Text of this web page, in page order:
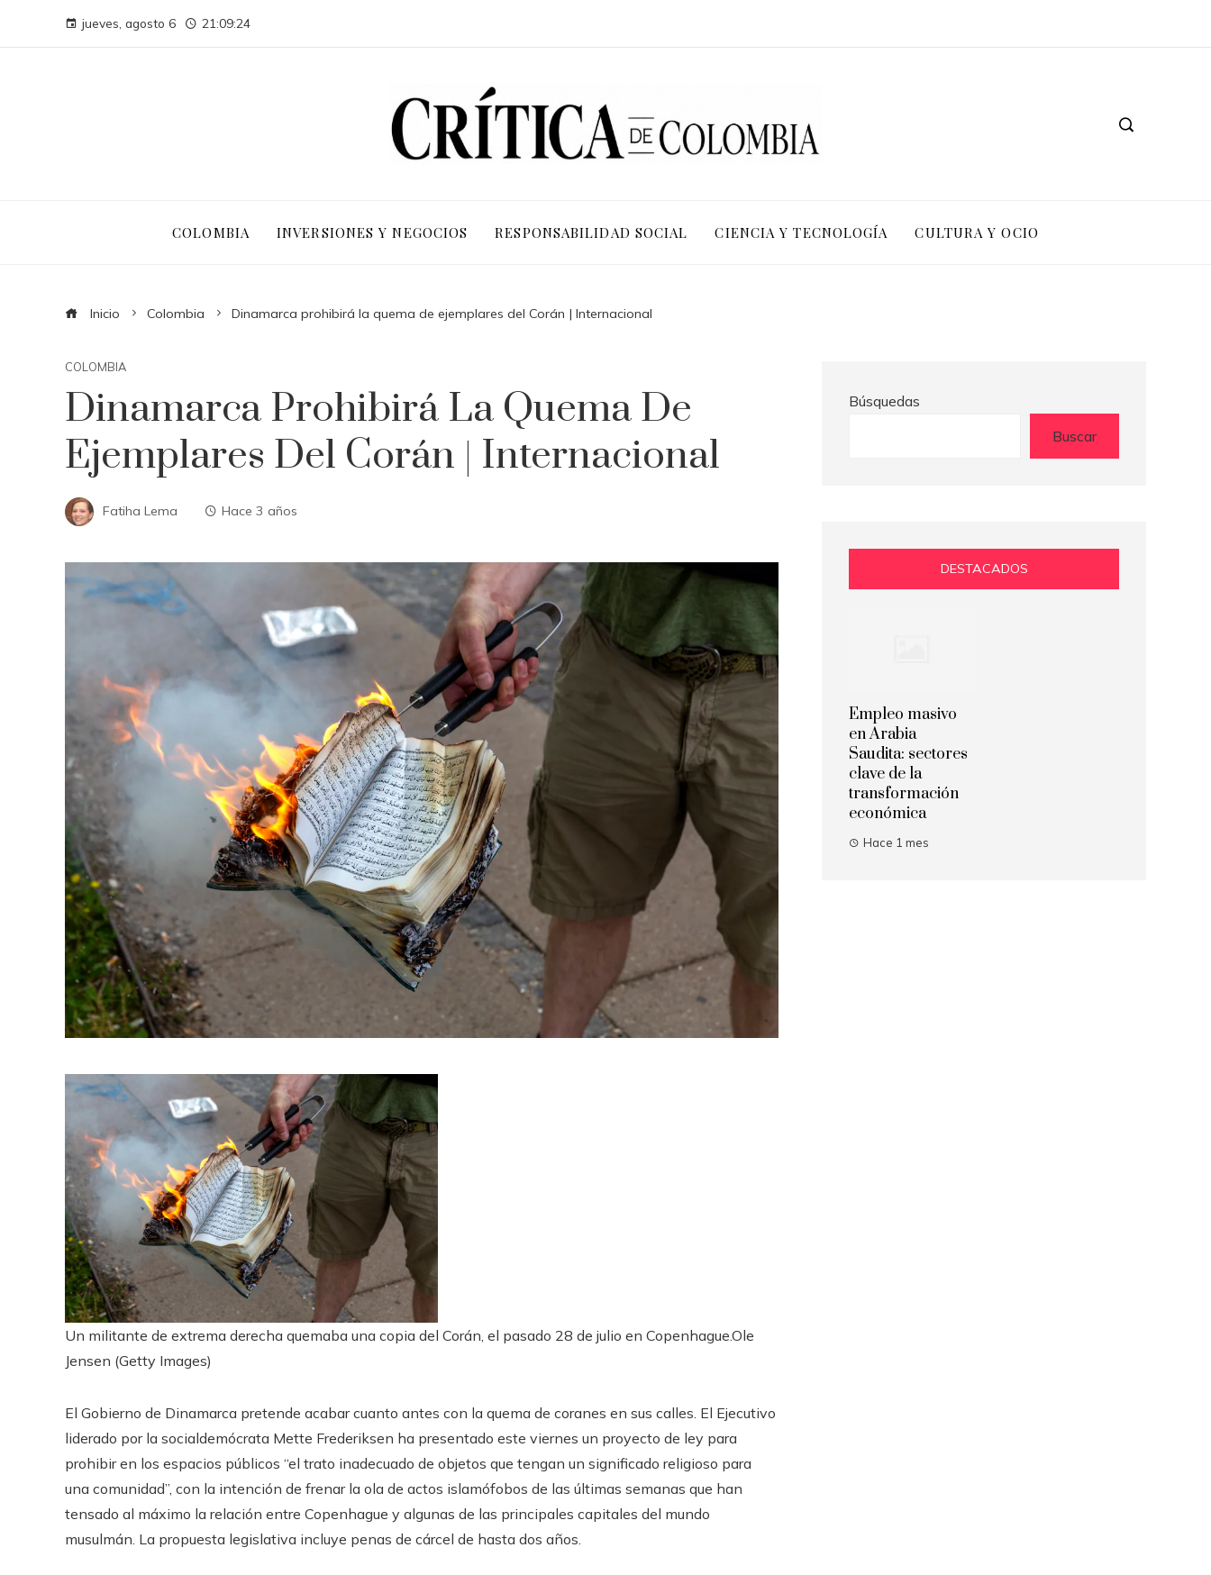
jueves, agosto 6 21:09:25
COLOMBIA INVERSIONES Y NEGOCIOS RESPONSABILIDAD SOCIAL CIENCIA Y TECNOLOGÍA CULTURA Y OCIO
Inicio Colombia Dinamarca prohibirá la quema de ejemplares del Corán | Internacional
COLOMBIA
Dinamarca Prohibirá La Quema De
Ejemplares Del Corán | Internacional
Fatiha Lema Hace 3 años
Un militante de extrema derecha quemaba una copia del Corán, el pasado 28 de julio en Copenhague.Ole
Jensen (Getty Images)
El Gobierno de Dinamarca pretende acabar cuanto antes con la quema de coranes en sus calles. El Ejecutivo
liderado por la socialdemócrata Mette Frederiksen ha presentado este viernes un proyecto de ley para
prohibir en los espacios públicos “el trato inadecuado de objetos que tengan un significado religioso para
una comunidad”, con la intención de frenar la ola de actos islamófobos de las últimas semanas que han
tensado al máximo la relación entre Copenhague y algunas de las principales capitales del mundo
musulmán. La propuesta legislativa incluye penas de cárcel de hasta dos años.
Búsquedas
Buscar
DESTACADOS
Empleo masivo
en Arabia
Saudita: sectores
clave de la
transformación
económica
Hace 1 mes